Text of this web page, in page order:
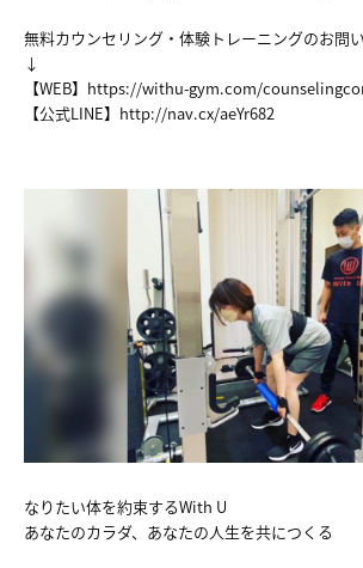
ABOUT
FACILITY
TRAINER
VOICE
MENU&PRICE
無料カウンセリング・体験トレーニングのお問
↓
【WEB】 https://withu-gym.com/
【公式LINE】 http://nav.cx/aeYr682
なりたい体を約束するWith U
あなたのカラダ、あなたの人生を共につくる